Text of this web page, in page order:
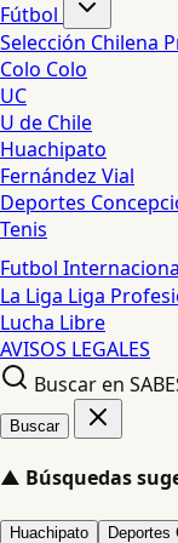
Fútbol
Selección Chilena
Colo Colo
UC
U de Chile
Huachipato
Fernández Vial
Deportes
Tenis
Futbol
La Liga Liga
Lucha Libre
AVISOS LEGALES
Buscar en
Buscar
▲ Búsquedas
Huachipato Deportes